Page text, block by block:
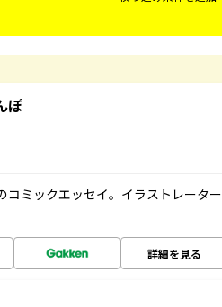
ぽ
コミックエッセイ。イラストレーター
詳細を見る